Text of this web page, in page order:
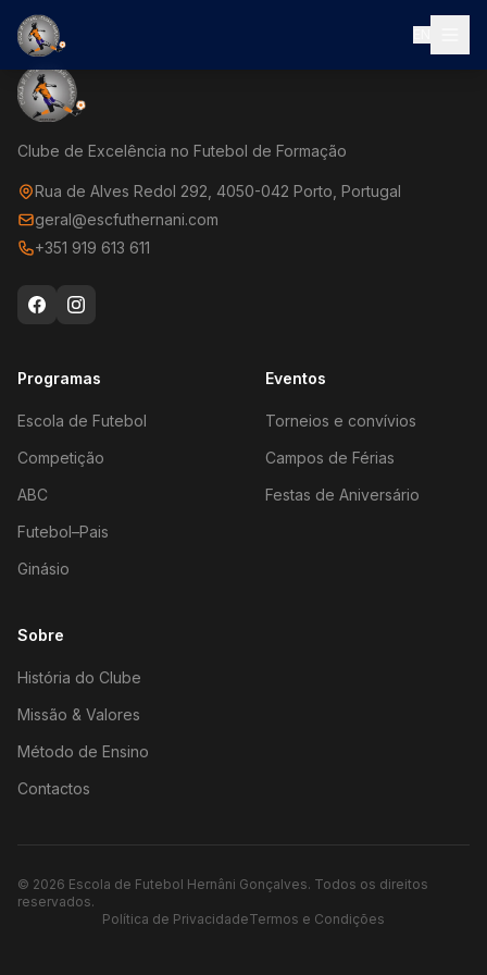
Clube de Excelência no Futebol de Formação
Rua de Alves Redol 292, 4050-042 Porto, Portugal
geral@escfuthernani.com
+351 919 613 611
Programas
Escola de Futebol
Competição
ABC
Futebol–Pais
Ginásio
Eventos
Torneios e convívios
Campos de Férias
Festas de Aniversário
Sobre
História do Clube
Missão & Valores
Método de Ensino
Contactos
© 2026 Escola de Futebol Hernâni Gonçalves. Todos os direitos
reservados.
Política de PrivacidadeTermos e Condições